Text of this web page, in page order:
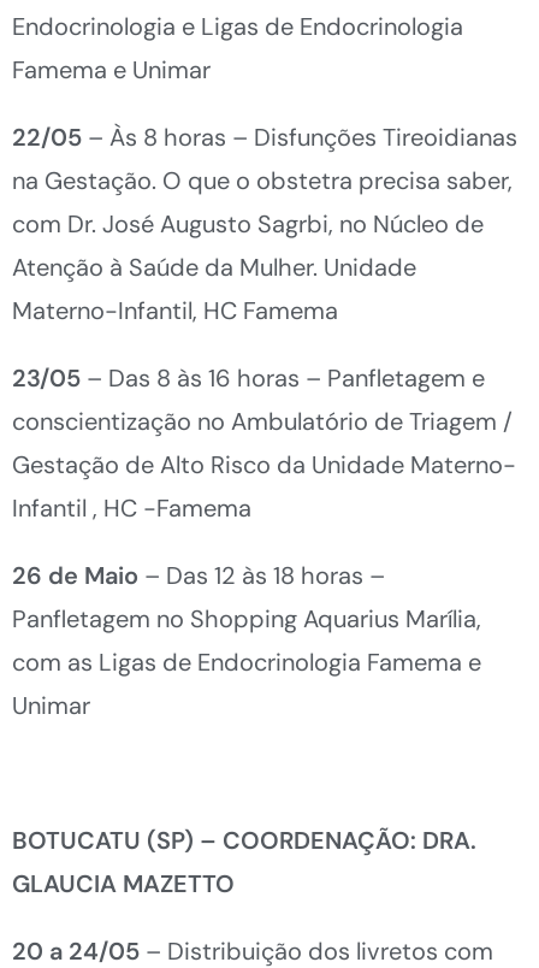
Endocrinologia e Ligas de Endocrinologia
Famema e Unimar
22/05 – Às 8 horas – Disfunções Tireoidianas
na Gestação. O que o obstetra precisa saber,
com Dr. José Augusto Sagrbi, no Núcleo de
Atenção à Saúde da Mulher. Unidade
Materno-Infantil, HC Famema
23/05 – Das 8 às 16 horas – Panfletagem e
conscientização no Ambulatório de Triagem /
Gestação de Alto Risco da Unidade Materno-
Infantil , HC -Famema
26 de Maio – Das 12 às 18 horas –
Panfletagem no Shopping Aquarius Marília,
com as Ligas de Endocrinologia Famema e
Unimar
BOTUCATU (SP) – COORDENAÇÃO: DRA.
GLAUCIA MAZETTO
20 a 24/05 – Distribuição dos livretos com